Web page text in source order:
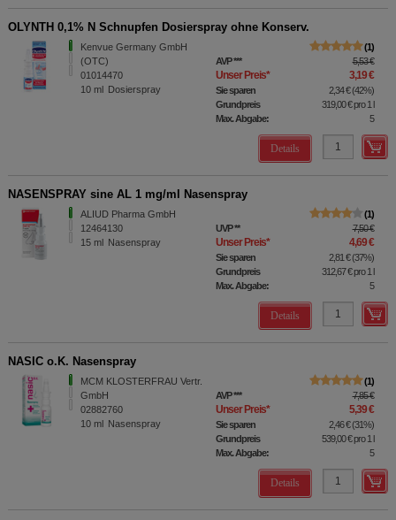
OLYNTH 0,1% N Schnupfen Dosierspray ohne Konserv.
Kenvue Germany GmbH
(OTC)
01014470
10 ml Dosierspray
1
AVP*** 5,53 €
Unser Preis* 3,19 €
Sie sparen 2,34 €(42%)
Grundpreis
319,00 €pro 1 l
Max. Abgabe:
5
Details
NASENSPRAY sine AL 1 mg/ml Nasenspray
ALIUD Pharma GmbH
12464130
15 ml Nasenspray
1
UVP** 7,50 €
Unser Preis* 4,69 €
Sie sparen 2,81 €(37%)
Grundpreis
312,67 €pro 1 l
Max. Abgabe:
5
Details
NASIC o.K. Nasenspray
MCM KLOSTERFRAU Vertr.
GmbH
02882760
10 ml Nasenspray
1
AVP*** 7,85 €
Unser Preis* 5,39 €
Sie sparen 2,46 €(31%)
Grundpreis
539,00 €pro 1 l
Max. Abgabe:
5
Details